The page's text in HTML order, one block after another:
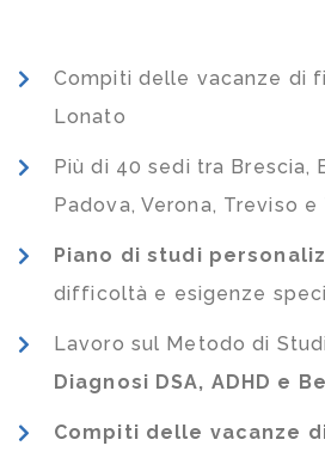
Compiti delle vacanze di
Lonato
Più di 40 sedi tra Brescia,
Padova, Verona, Treviso e
Piano di studi
difficoltà e esigenze
Lavoro sul Metodo di
Diagnosi DSA, ADHD e
Compiti delle vacanze